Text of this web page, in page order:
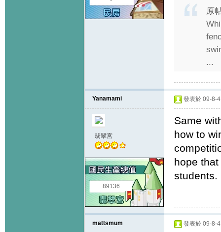
原
...
Yanamami
翡翠宮
89136
發表於 09-8-
Same
how to
hope
students.
mattsmum 發表於 09-8-